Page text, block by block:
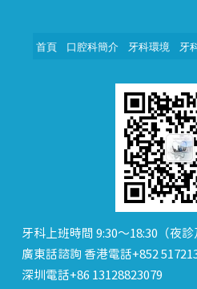
首頁 口腔科簡介 牙科環境 牙
牙科上班時間 9:30～18:30（夜診
廣東話諮詢 香港電話+852
深圳電話+86 13128823079